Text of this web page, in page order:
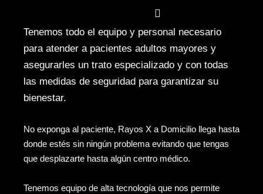
Main menu
Tenemos todo el equipo y personal necesario
para atender a pacientes adultos mayores y
asegurarles un trato especializado y con todas
las medidas de seguridad para garantizar su
bienestar.
No exponga al paciente, Rayos X a Domicilio llega hasta
donde estés sin ningún problema evitando que tengas
que desplazarte hasta algún centro médico.
Tenemos equipo de alta tecnología que nos permite